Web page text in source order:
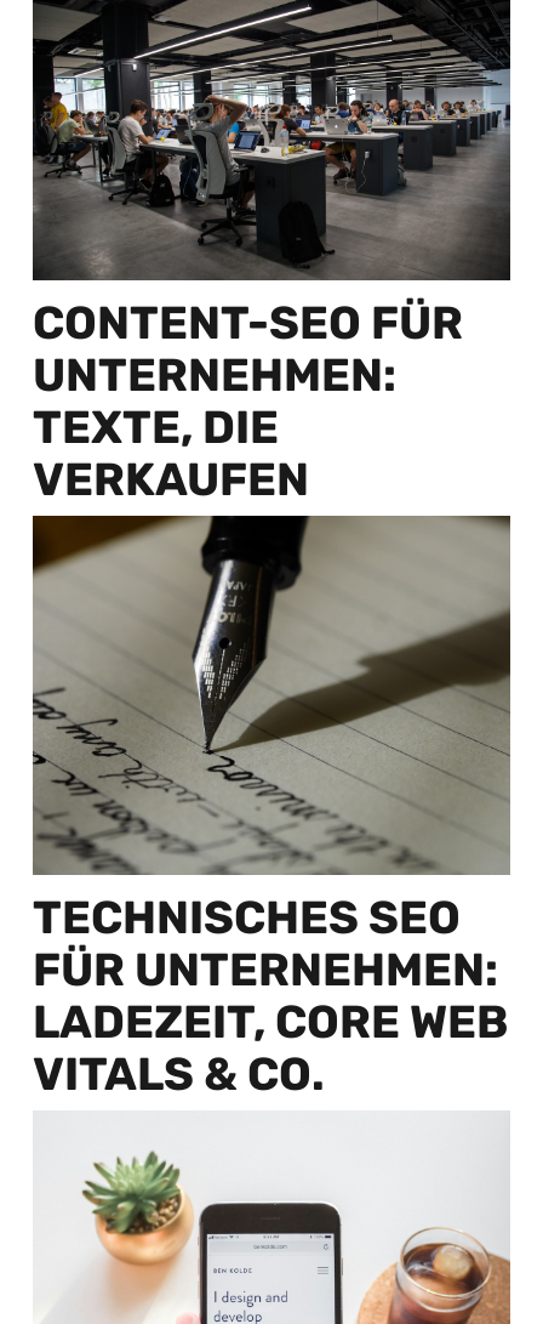
CONTENT-SEO FÜR
UNTERNEHMEN:
TEXTE, DIE
VERKAUFEN
TECHNISCHES SEO
FÜR UNTERNEHMEN:
LADEZEIT, CORE WEB
VITALS & CO.